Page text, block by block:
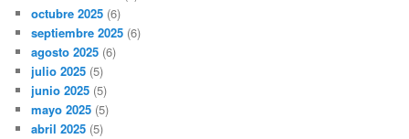
octubre 2025 (6)
septiembre 2025 (6)
agosto 2025 (6)
julio 2025 (5)
junio 2025 (5)
mayo 2025 (5)
abril 2025 (5)